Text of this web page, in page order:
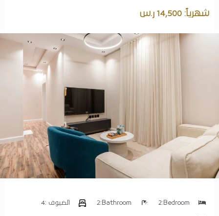
شهرياً: 14,500 ر.س
Bedroom:
2
Bathroom:
2 الضيوف :4